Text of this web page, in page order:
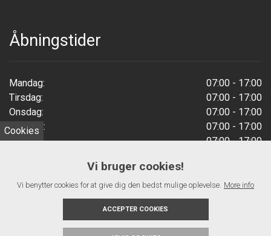
Åbningstider
Mandag:
07:00 - 17:00
Tirsdag:
07:00 - 17:00
Onsdag:
07:00 - 17:00
Torsdag:
07:00 - 17:00
Fredag:
07:00 - 17:00
Cookies
Vi bruger cookies!
Vi benytter cookies for at give dig den bedst mulige oplevelse. More info
ACCEPTER COOKIES